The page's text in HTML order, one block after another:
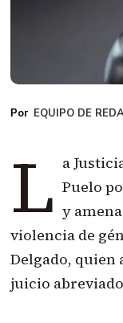
EQUIPO DE
L a
Puelo
y
violencia de
Delgado, quien
juicio